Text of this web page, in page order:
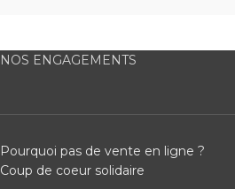
NOS ENGAGEMENTS
Pourquoi pas de vente en ligne ?
Coup de coeur solidaire